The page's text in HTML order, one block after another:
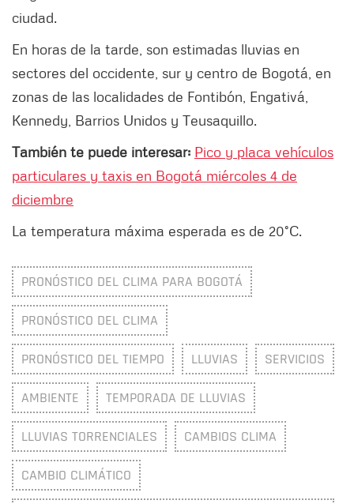
ciudad.
En horas de la tarde, son estimadas lluvias en
sectores del occidente, sur y centro de Bogotá, en
zonas de las localidades de Fontibón, Engativá,
Kennedy, Barrios Unidos y Teusaquillo.
También te puede interesar: Pico y placa vehículos
particulares y taxis en Bogotá miércoles 4 de
diciembre
La temperatura máxima esperada es de 20°C.
PRONÓSTICO DEL CLIMA PARA BOGOTÁ
PRONÓSTICO DEL CLIMA
PRONÓSTICO DEL TIEMPO LLUVIAS SERVICIOS
AMBIENTE TEMPORADA DE LLUVIAS
LLUVIAS TORRENCIALES CAMBIOS CLIMA
CAMBIO CLIMÁTICO